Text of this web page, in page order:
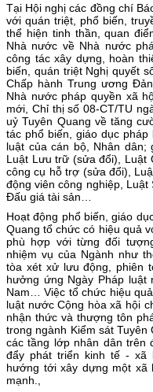
Tại Hội nghị các đồng chí
với quán triệt, phổ biến,
thể hiện tinh thần, quan
Nhà nước về Nhà nước
công tác xây dựng, hoàn
biến, quán triệt Nghị quyết
Chấp hành Trung ương
Nhà nước pháp quyền xã
mới, Chỉ thị số 08-CT/TU
uỷ Tuyên Quang về tăng
tác phổ biến, giáo dục
luật của cán bộ, Nhân
Luật Lưu trữ (sửa đổi), Luật
công cụ hỗ trợ (sửa đổi),
động viên công nghiệp,
Đấu giá tài sản…
Hoạt động phổ biến, giáo
Quang tổ chức có hiệu quả
phù hợp với từng đối
nhiệm vụ của Ngành như
tòa xét xử lưu động, phiên
hưởng ứng Ngày Pháp luật
Nam… Việc tổ chức hiệu
luật nước Cộng hòa xã hội
nhận thức và thượng tôn
trong ngành Kiểm sát Tuyên
các tầng lớp nhân dân trên
đẩy phát triển kinh tế - xã
hướng tới xây dựng một xã
mạnh.,